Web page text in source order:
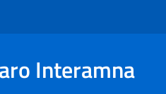
Interamna